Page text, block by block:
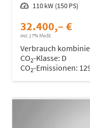
Leistung 110 kW (150 PS)
32.400,– €
incl. 17% MwSt.
Verbrauch
CO2-Klasse: D
CO2-Emissionen: